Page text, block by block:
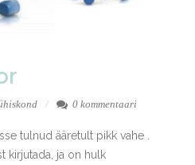
0 kommentaari
tulnud ääretult pikk vahe .
kirjutada, ja on hulk